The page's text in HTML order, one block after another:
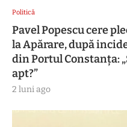
Politică
Pavel Popescu cere
la Apărare, după
din Portul Constanța:
apt?”
2 luni ago